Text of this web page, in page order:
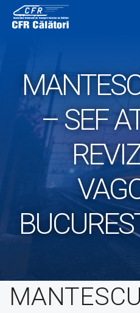
content
– SEF
MANTESCU